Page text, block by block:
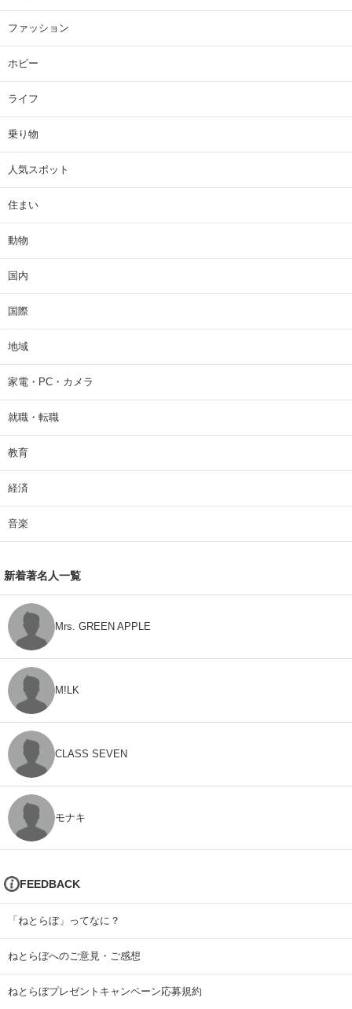
ファッション
ホビー
ライフ
乗り物
人気スポット
住まい
動物
国内
国際
地域
家電・PC・カメラ
就職・転職
教育
経済
音楽
新着著名人一覧
Mrs. GREEN APPLE
M!LK
CLASS SEVEN
モナキ
FEEDBACK
「ねとらぼ」ってなに？
ねとらぼへのご意見・ご感想
ねとらぼプレゼントキャンペーン応募規約